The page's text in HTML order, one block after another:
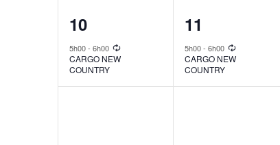
1
event,
10
5h00- 6h00
CARGO NEW
COUNTRY
1
event,
11
5h00- 6h00
CARGO NEW
COUNTRY